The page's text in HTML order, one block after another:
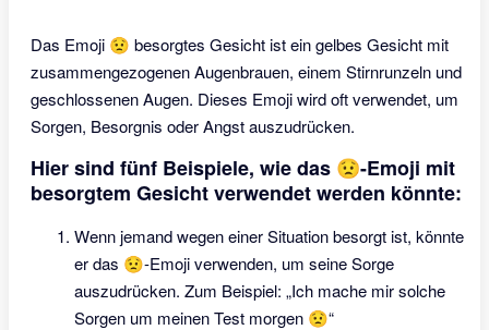
Das Emoji 😟 besorgtes Gesicht ist ein gelbes Gesicht mit
zusammengezogenen Augenbrauen, einem Stirnrunzeln und
geschlossenen Augen. Dieses Emoji wird oft verwendet, um
Sorgen, Besorgnis oder Angst auszudrücken.
Hier sind fünf Beispiele, wie das 😟-Emoji mit
besorgtem Gesicht verwendet werden könnte:
Wenn jemand wegen einer Situation besorgt ist, könnte
er das 😟-Emoji verwenden, um seine Sorge
auszudrücken. Zum Beispiel: „Ich mache mir solche
Sorgen um meinen Test morgen 😟“